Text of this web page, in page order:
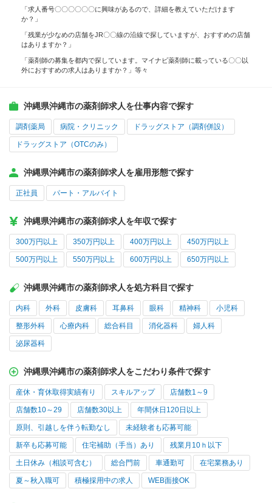
「求人番号〇〇〇〇〇〇に興味があるので、詳細を教えていただけます
か？」
「残業が少なめの店舗をJR〇〇線の沿線で探していますが、おすすめの店舗
はありますか？」
「薬剤師の募集を都内で探しています。マイナビ薬剤師に載っている〇〇以
外におすすめの求人はありますか？」等々
沖縄県沖縄市の薬剤師求人を仕事内容で探す
調剤薬局 病院・クリニック ドラッグストア（調剤併設）
ドラッグストア（OTCのみ）
沖縄県沖縄市の薬剤師求人を雇用形態で探す
正社員 パート・アルバイト
沖縄県沖縄市の薬剤師求人を年収で探す
300万円以上 350万円以上 400万円以上 450万円以上
500万円以上 550万円以上 600万円以上 650万円以上
沖縄県沖縄市の薬剤師求人を処方科目で探す
内科 外科 皮膚科 耳鼻科 眼科 精神科 小児科
整形外科 心療内科 総合科目 消化器科 婦人科
泌尿器科
沖縄県沖縄市の薬剤師求人をこだわり条件で探す
産休・育休取得実績有り スキルアップ 店舗数1～9
店舗数10～29 店舗数30以上 年間休日120日以上
原則、引越しを伴う転勤なし 未経験者も応募可能
新卒も応募可能 住宅補助（手当）あり 残業月10ｈ以下
土日休み（相談可含む） 総合門前 車通勤可 在宅業務あり
夏～秋入職可 積極採用中の求人 WEB面接OK